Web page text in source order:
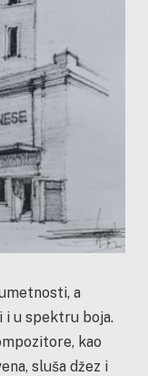
a
i u spektru boja.
kao
sluša džez i